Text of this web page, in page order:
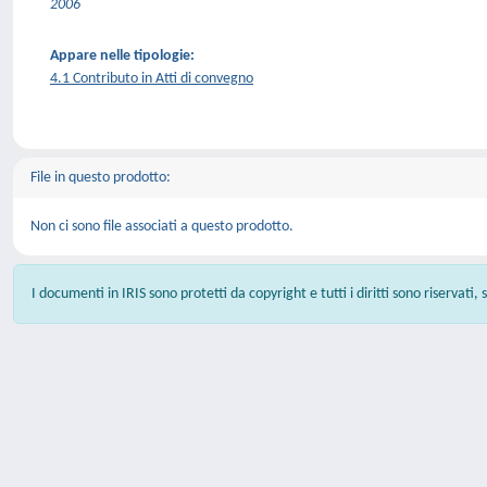
2006
Appare nelle tipologie:
4.1 Contributo in Atti di convegno
File in questo prodotto:
Non ci sono file associati a questo prodotto.
I documenti in IRIS sono protetti da copyright e tutti i diritti sono riservati,